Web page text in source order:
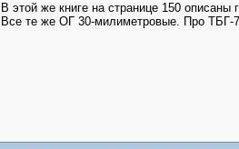
В этой же книге на странице 150
Все те же ОГ 30-милиметровые. Про ТБГ-7